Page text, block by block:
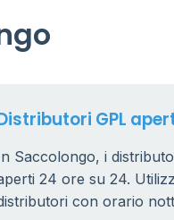
20
38
0.779 €
GPL
Saccolongo, i
24 ore su 24.
con orario